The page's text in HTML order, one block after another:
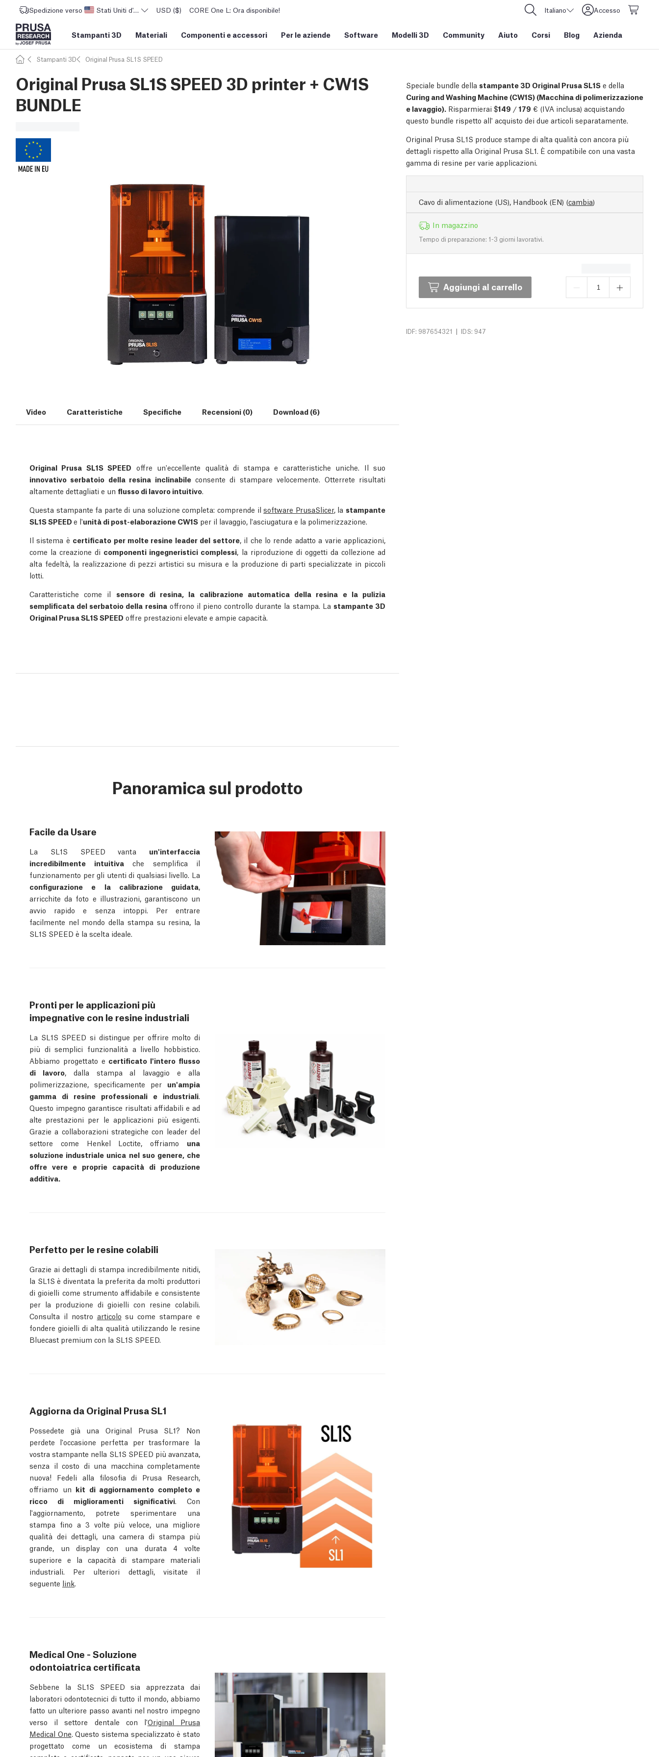
Spedizione verso Stati Uniti d'AmericaUSD ($) CORE One L: Ora disponibile! Italiano Accesso
Stampanti 3D Materiali Componenti e accessori Per le aziende Software Modelli 3D Community Aiuto Corsi Blog Azienda
Stampanti 3D Original Prusa SL1S SPEED
Original Prusa SL1S SPEED 3D printer + CW1S
BUNDLE
Speciale bundle della stampante 3D Original Prusa SL1S e della
Curing and Washing Machine (CW1S) (Macchina di polimerizzazione
e lavaggio). Risparmierai $149 / 179 € (IVA inclusa) acquistando
questo bundle rispetto all' acquisto dei due articoli separatamente.
Original Prusa SL1S produce stampe di alta qualità con ancora più
dettagli rispetto alla Original Prusa SL1. È compatibile con una vasta
gamma di resine per varie applicazioni.
Cavo di alimentazione (US), Handbook (EN) (cambia)
In magazzino
Tempo di preparazione: 1-3 giorni lavorativi.
Aggiungi al carrello
IDF: 987654321 | IDS: 947
Video Caratteristiche Specifiche Recensioni (0) Download (6)
Original Prusa SL1S SPEED offre un'eccellente qualità di stampa e caratteristiche uniche. Il suo
innovativo serbatoio della resina inclinabileconsente di stampare velocemente. Otterrete risultati
altamente dettagliati e un flusso di lavoro intuitivo.
Questa stampante fa parte di una soluzione completa: comprende ilsoftware PrusaSlicer, la stampante
SL1S SPEED e l'unità di post-elaborazione CW1S per il lavaggio, l'asciugatura e la polimerizzazione.
Il sistema è certificato per molte resine leader del settore, il che lo rende adatto a varie applicazioni,
come la creazione di componenti ingegneristici complessi, la riproduzione di oggetti da collezione ad
alta fedeltà, la realizzazione di pezzi artistici su misura e la produzione di parti specializzate in piccoli
lotti.
Caratteristiche come il sensore di resina, la calibrazione automatica della resina e la pulizia
semplificata del serbatoio della resinaoffrono il pieno controllo durante la stampa. La stampante 3D
Original Prusa SL1S SPEED offre prestazioni elevate e ampie capacità.
Panoramica sul prodotto
Facile da Usare
La SL1S SPEED vanta un'interfaccia
incredibilmente intuitivache semplifica il
funzionamento per gli utenti di qualsiasi livello. La
configurazione e la calibrazione guidata,
arricchite da foto e illustrazioni, garantiscono un
avvio rapido e senza intoppi. Per entrare
facilmente nel mondo della stampa su resina, la
SL1S SPEED è la scelta ideale.
Pronti per le applicazioni più
impegnative con le resine industriali
La SL1S SPEED si distingue per offrire molto di
più di semplici funzionalità a livello hobbistico.
Abbiamo progettato e certificato l'intero flusso
di lavoro, dalla stampa al lavaggio e alla
polimerizzazione, specificamente per un'ampia
gamma di resine professionali e industriali.
Questo impegno garantisce risultati affidabili e ad
alte prestazioni per le applicazioni più esigenti.
Grazie a collaborazioni strategiche con leader del
settore come Henkel Loctite, offriamo una
soluzione industriale unica nel suo genere, che
offre vere e proprie capacità di produzione
additiva.
Perfetto per le resine colabili
Grazie ai dettagli di stampa incredibilmente nitidi,
la SL1S è diventata la preferita da molti produttori
di gioielli come strumento affidabile e consistente
per la produzione di gioielli con resine colabili.
Consulta il nostro articolo su come stampare e
fondere gioielli di alta qualità utilizzando le resine
Bluecast premium con la SL1S SPEED.
Aggiorna da Original Prusa SL1
Possedete già una Original Prusa SL1? Non
perdete l'occasione perfetta per trasformare la
vostra stampante nella SL1S SPEED più avanzata,
senza il costo di una macchina completamente
nuova! Fedeli alla filosofia di Prusa Research,
offriamo un kit di aggiornamento completo e
ricco di miglioramenti significativi. Con
l'aggiornamento, potrete sperimentare una
stampa fino a 3 volte più veloce, una migliore
qualità dei dettagli, una camera di stampa più
grande, un display con una durata 4 volte
superiore e la capacità di stampare materiali
industriali. Per ulteriori dettagli, visitate il
seguente link.
Medical One - Soluzione
odontoiatrica certificata
Sebbene la SL1S SPEED sia apprezzata dai
laboratori odontotecnici di tutto il mondo, abbiamo
fatto un ulteriore passo avanti nel nostro impegno
verso il settore dentale con l'Original Prusa
Medical One. Questo sistema specializzato è stato
progettato come un ecosistema di stampa